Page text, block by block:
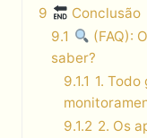
9
Conclusão
9.1
(FAQ):
saber?
9.1.1 1.
9.1.2 2. Os